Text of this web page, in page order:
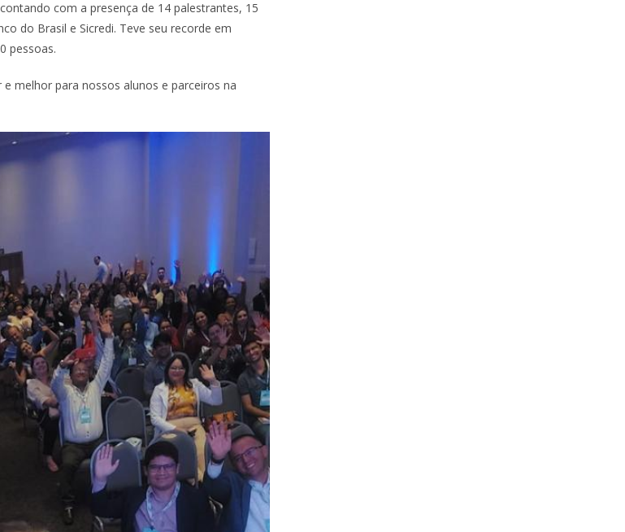
com a presença de 14 palestrantes, 15
do Brasil e Sicredi. Teve seu recorde em
pessoas.
melhor para nossos alunos e parceiros na